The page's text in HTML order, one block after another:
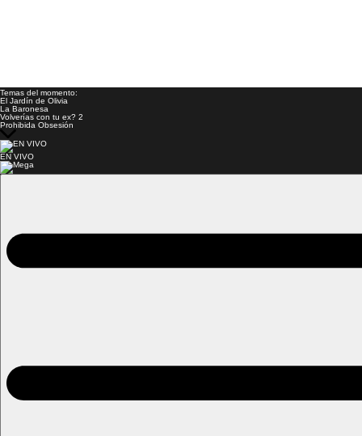
Temas del momento:
El Jardín de Olivia
La Baronesa
Volverías con tu ex? 2
Prohibida Obsesión
EN VIVO